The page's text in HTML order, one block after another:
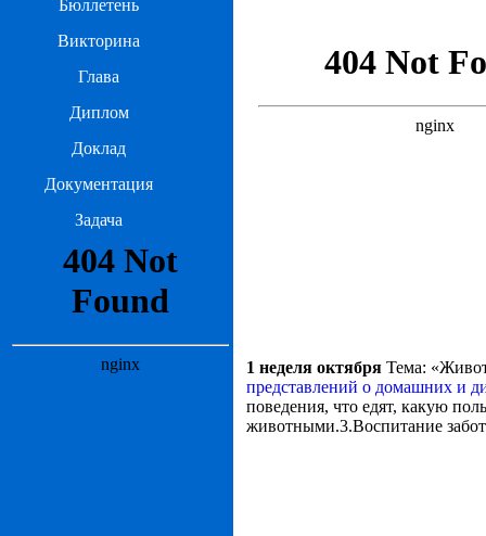
Бюллетень
Викторина
Глава
Диплом
Доклад
Документация
Задача
1 неделя октября Тема:
представлений о домашних и
поведения, что едят, какую
животными.3.Воспитание